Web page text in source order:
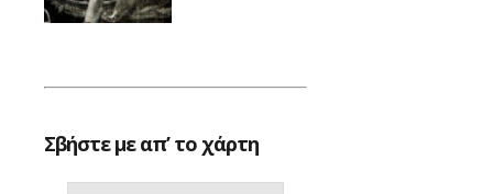
Σβήστε με απ’ το χάρτη